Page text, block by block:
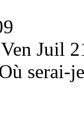
Ven Juil
serai-